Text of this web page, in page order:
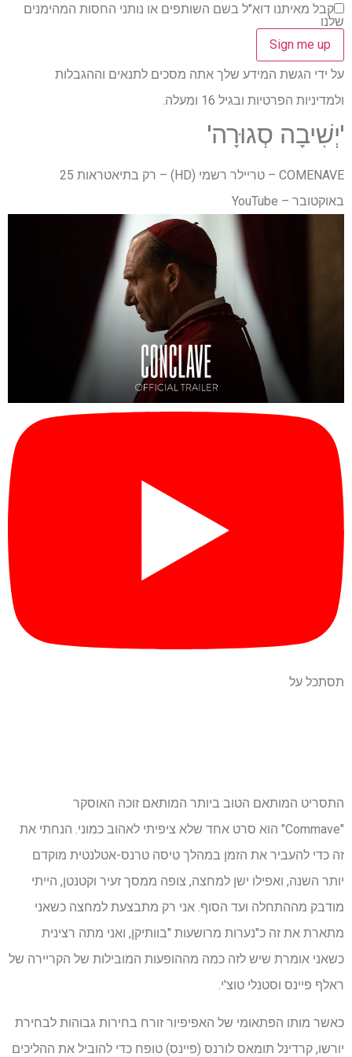
קבל מאיתנו דוא"ל בשם השותפים או נותני החסות המהימנים
שלנו
על ידי הגשת המידע שלך אתה מסכים לתנאים וההגבלות
ולמדיניות הפרטיות ובגיל 16 ומעלה.
'יְשִׁיבָה סְגוּרָה'
COMENAVE – טריילר רשמי (HD) – רק בתיאטראות 25
באוקטובר – YouTube
תסתכל על
התסריט המותאם הטוב ביותר המותאם זוכה האוסקר
"Commave" הוא סרט אחד שלא ציפיתי לאהוב כמוני. הנחתי את
זה כדי להעביר את הזמן במהלך טיסה טרנס-אטלנטית מוקדם
יותר השנה, ואפילו ישן למחצה, צופה ממסך זעיר וקטנטן, הייתי
מודבק מההתחלה ועד הסוף. אני רק מתבצעת למחצה כשאני
מתארת את זה כ"נערות מרושעות "בוותיקן, ואני מתה רצינית
כשאני אומרת שיש לזה כמה מההופעות המובילות של הקריירה של
ראלף פיינס וסטנלי טוצ'י.
כאשר מותו הפתאומי של האפיפיור זורח בחירות גבוהות לבחירת
יורשו, קרדינל תומאס לורנס (פיינס) טופח כדי להוביל את ההליכים